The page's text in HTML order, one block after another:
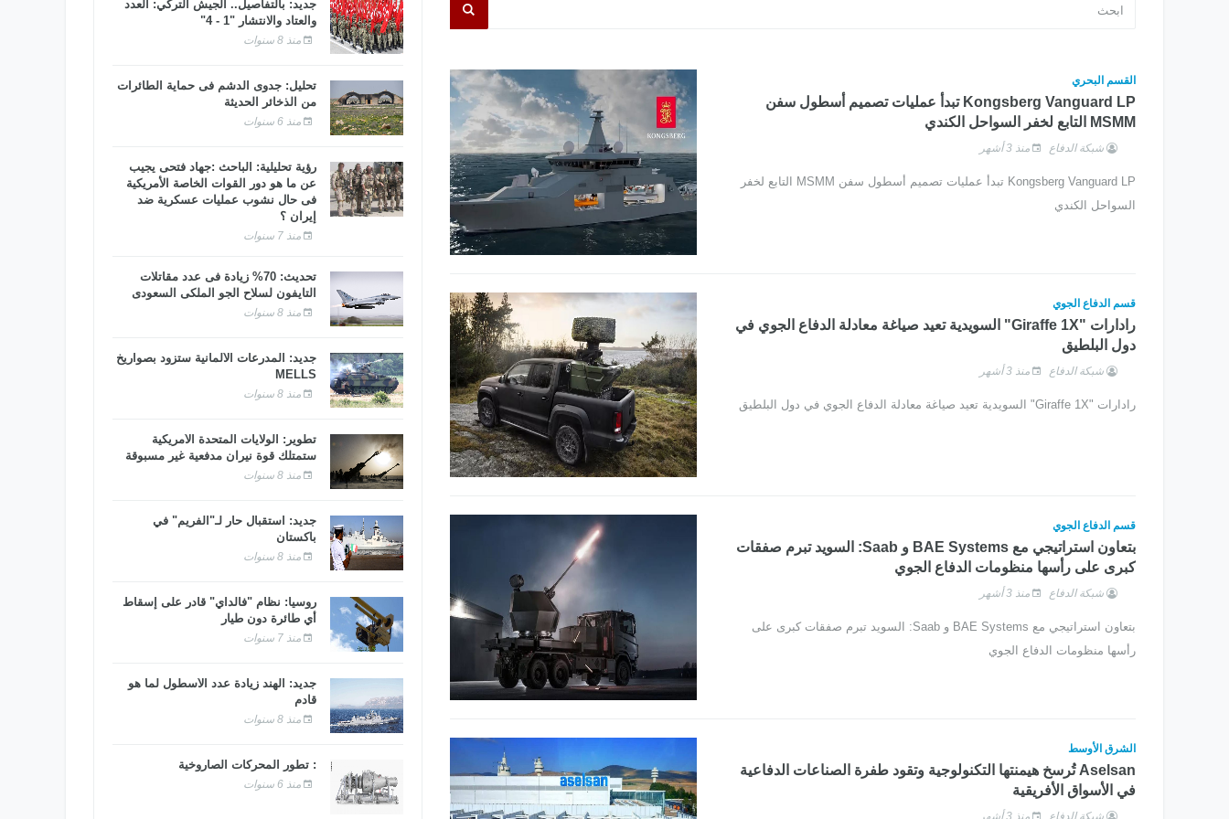
القسم البحري
Kongsberg Vanguard LP تبدأ عمليات تصميم أسطول سفن
MSMM التابع لخفر السواحل الكندي
شبكة الدفاع منذ 3 أشهر
Kongsberg Vanguard LP تبدأ عمليات تصميم أسطول سفن MSMM التابع لخفر
السواحل الكندي
قسم الدفاع الجوي
رادارات "Giraffe 1X" السويدية تعيد صياغة معادلة الدفاع الجوي في
دول البلطيق
شبكة الدفاع منذ 3 أشهر
رادارات "Giraffe 1X" السويدية تعيد صياغة معادلة الدفاع الجوي في دول البلطيق
قسم الدفاع الجوي
بتعاون استراتيجي مع BAE Systems و Saab: السويد تبرم صفقات
كبرى على رأسها منظومات الدفاع الجوي
شبكة الدفاع منذ 3 أشهر
بتعاون استراتيجي مع BAE Systems و Saab: السويد تبرم صفقات كبرى على
رأسها منظومات الدفاع الجوي
الشرق الأوسط
Aselsan تُرسخ هيمنتها التكنولوجية وتقود طفرة الصناعات الدفاعية
في الأسواق الأفريقية
شبكة الدفاع منذ 3 أشهر
جديد: بالتفاصيل.. الجيش التركي: العدد
والعتاد والانتشار "1 - 4"
منذ 8 سنوات
تحليل: جدوى الدشم فى حماية الطائرات
من الذخائر الحديثة
منذ 6 سنوات
رؤية تحليلية: الباحث :جهاد فتحى يجيب
عن ما هو دور القوات الخاصة الأمريكية
فى حال نشوب عمليات عسكرية ضد
إيران ؟
منذ 7 سنوات
تحديث: 70% زيادة فى عدد مقاتلات
التايفون لسلاح الجو الملكى السعودى
منذ 8 سنوات
جديد: المدرعات الألمانية ستزود بصواريخ
MELLS
منذ 8 سنوات
تطوير: الولايات المتحدة الأمريكية
ستمتلك قوة نيران مدفعية غير مسبوقة
منذ 8 سنوات
جديد: استقبال حار لـ"الفريم" في
باكستان
منذ 8 سنوات
روسيا: نظام "فالداي" قادر على إسقاط
أي طائرة دون طيار
منذ 7 سنوات
جديد: الهند زيادة عدد الأسطول لما هو
قادم
منذ 8 سنوات
: تطور المحركات الصاروخية
منذ 6 سنوات